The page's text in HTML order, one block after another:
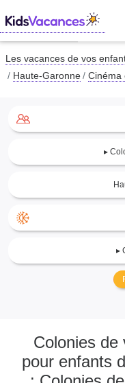
Les vacances de vos
Haute-Garonne
Cinéma
▸
▸
Colonies de
pour enfants